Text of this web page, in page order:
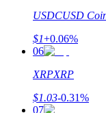
Силовая свинья
Получайте
USDCUSD
$1+0.06%
06
XRPXRP
$1.03-0.31%
07